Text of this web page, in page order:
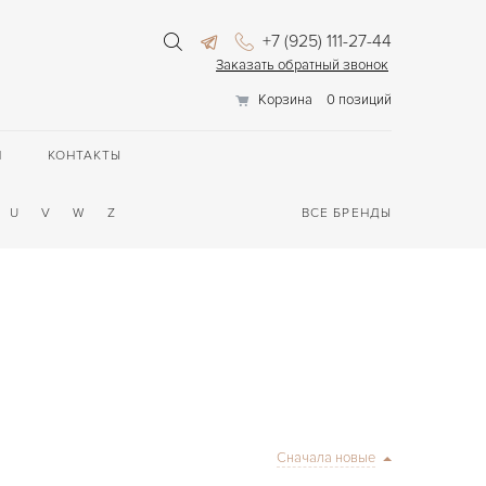
+7 (925) 111-27-44
Заказать обратный звонок
Корзина
0 позиций
КОНТАКТЫ
U V W Z ВСЕ БРЕНДЫ
Сначала новые